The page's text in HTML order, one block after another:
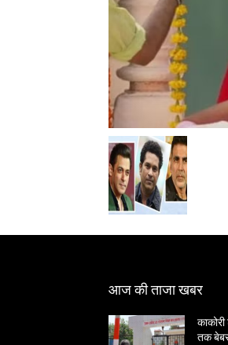
आज की ताजा खबर
तक